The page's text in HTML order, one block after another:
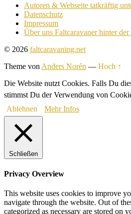
Autoren & Webseite tatkräftig
Datenschutz
Impressum
Über uns Faltcaravaner hinter der
© 2026 faltcaravaning.net
Theme von Anders Norén — Hoch ↑
Die Website nutzt Cookies. Falls Du
stimmst Du der Verwendung von
Ablehnen
Mehr Infos
Schließen
Privacy Overview
This website uses cookies to improve
navigate through the website. Out of
categorized as necessary are stored on